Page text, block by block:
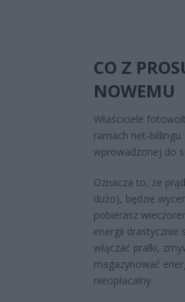
CO Z
NOWEMU
Właściciele
ramach net-
wprowadzonej do
Oznacza to, że
dużo), będzie
pobierasz
energii drastycznie
włączać pralki,
magazynować
nieopłacalny.